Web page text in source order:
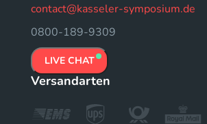
contact@kasseler-symposium.de
0800-189-9309
LIVE CHAT
Versandarten